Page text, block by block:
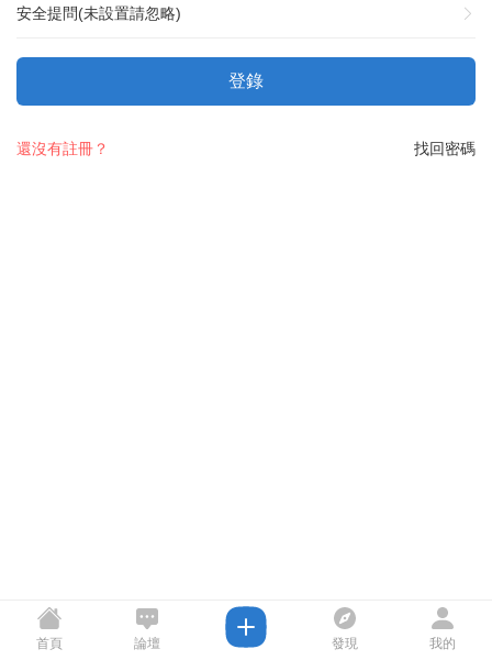
安全提問(未設置請忽略)
登錄
找回密碼
還沒有註冊？
首頁 論壇 發現 我的